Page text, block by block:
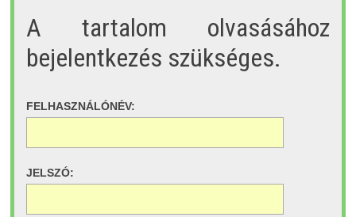
A tartalom olvasásához
bejelentkezés szükséges.
FELHASZNÁLÓNÉV:
JELSZÓ: